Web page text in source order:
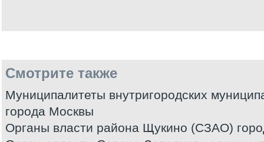
Смотрите также
Муниципалитеты внутригородских
города Москвы
Органы власти района Щукино (СЗАО)